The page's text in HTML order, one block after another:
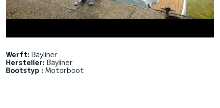
Werft: Bayliner
Hersteller: Bayliner
Bootstyp : Motorboot